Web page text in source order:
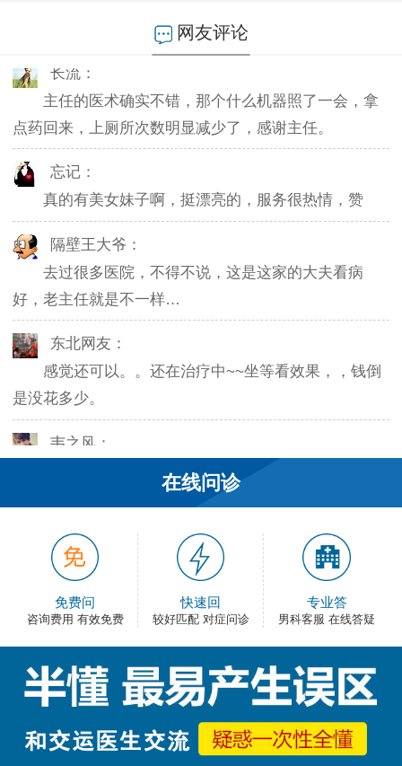
网友评论
主任的医术确实不错，那个什么机器照了一会，拿
点药回来，上厕所次数明显减少了，感谢主任。
忘记：
真的有美女妹子啊，挺漂亮的，服务很热情，赞
隔壁王大爷：
去过很多医院，不得不说，这是这家的大夫看病
好，老主任就是不一样…
东北网友：
感觉还可以。。还在治疗中~~坐等看效果，，钱倒
是没花多少。
韦之风：
老医生就是好，不像某些医院的医生，脾气大死
和平网友：
护士都很不错，服务好热情，看病很舒心。
卡佛：
手术费用还能接受，早上去的，下午就正常上班
大叔：
很满意，有检查报告单，也不用重新检查了，关键
是手术费用比之前那家便宜。
在线问诊
免费问
咨询费用 有效免费
快速回
较好匹配 对症问诊
专业答
男科客服 在线答疑